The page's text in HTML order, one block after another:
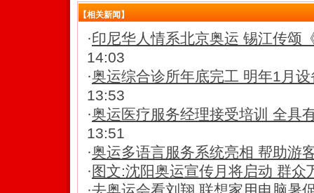
【相关新闻】
·印尼华人情系北京奥运 锡江传颂
14:03
·奥运综合诊所年底完工 明年1月
13:53
·奥运医疗服务经理接受培训 全具
13:51
·奥运多语言服务系统亮相 帮助游
· 图文:沈阳奥运宣传月将启动 群众